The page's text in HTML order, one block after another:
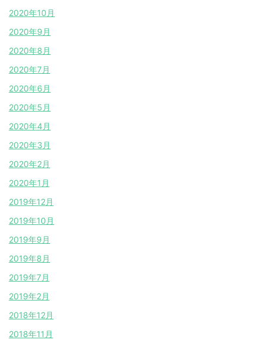
2020年10月
2020年9月
2020年8月
2020年7月
2020年6月
2020年5月
2020年4月
2020年3月
2020年2月
2020年1月
2019年12月
2019年10月
2019年9月
2019年8月
2019年7月
2019年2月
2018年12月
2018年11月